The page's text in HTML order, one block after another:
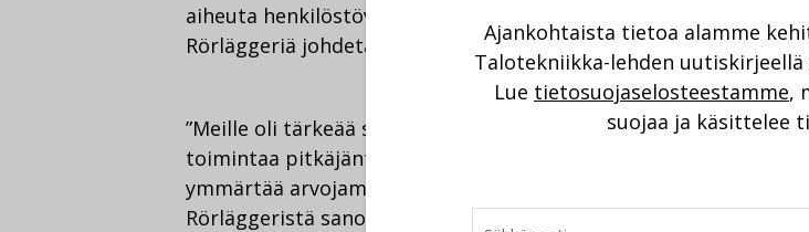
aiheuta henkilöstövaikutuksia tai muutoksia toimivaan johtoon.
Rörläggeriä johdetaan jatkossakin Ruotsista käsin.
”Meille oli tärkeää saada omistaja, joka haluaa kasvattaa ja
toimintaa pitkäjänteisesti ja paikallisista lähtökohdista. Are
ymmärtää arvojamme”, hallituksen jäsen
Rörläggeristä sanoo.
Ajankohtaista tietoa alamme
Talotekniikka-lehden uutiskirjeellä
Lue tietosuojaselosteestamme,
suojaa ja käsittelee